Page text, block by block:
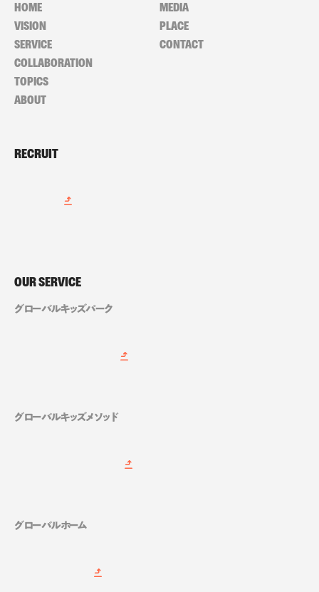
HOME
VISION
SERVICE
COLLABORATION
TOPICS
ABOUT
MEDIA
PLACE
CONTACT
RECRUIT
OUR SERVICE
グローバルキッズパーク
グローバルキッズメソッド
グローバルホーム